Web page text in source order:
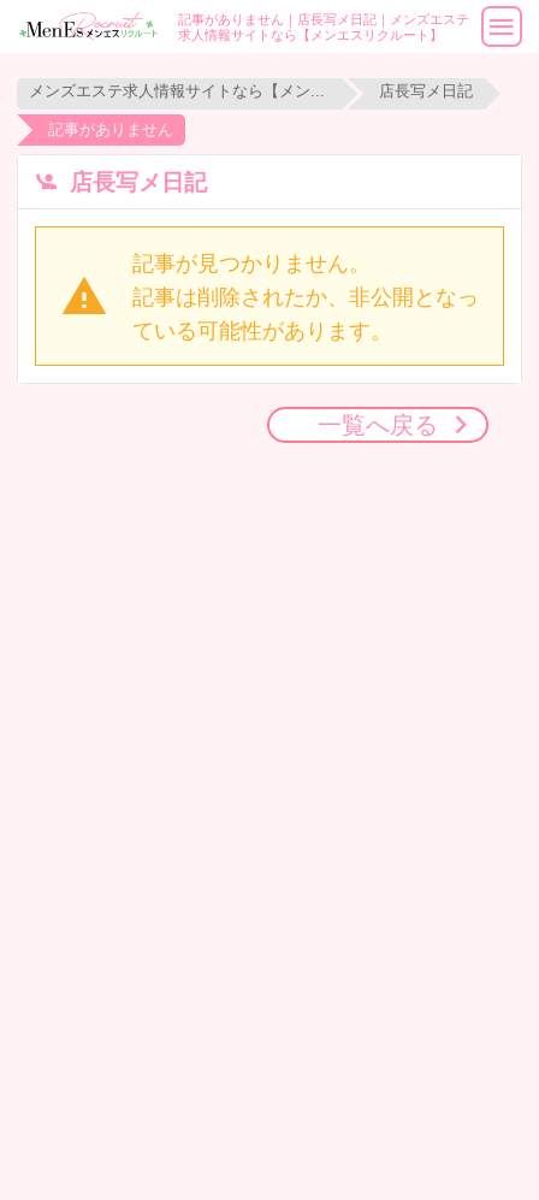
記事がありません｜店長写メ日記｜メンズエステ
求人情報サイトなら【メンエスリクルート】
店長写メ日記
記事がありません
店長写メ日記
記事が見つかりません。
記事は削除されたか、非公開となっ
ている可能性があります。
一覧へ戻る